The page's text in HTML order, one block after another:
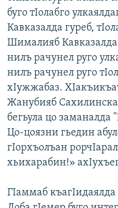
буго тIолабго
Кавказалда гуреб,
Шималияб Кавказалда
нилъ рачунел руго
нилъ рачунел руго
хIужжабаз.
Жанубияб
бегьула цо
Цо-цоязни гьедин
гIорхъолъан
хьихарабин!»
ГIаммаб къагIидаялда